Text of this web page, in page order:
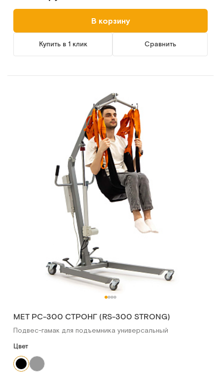
В корзину
Купить в 1 клик Сравнить
МЕТ РС-300 СТРОНГ (RS-300 STRONG)
Подвес-гамак для подъемника универсальный
Цвет